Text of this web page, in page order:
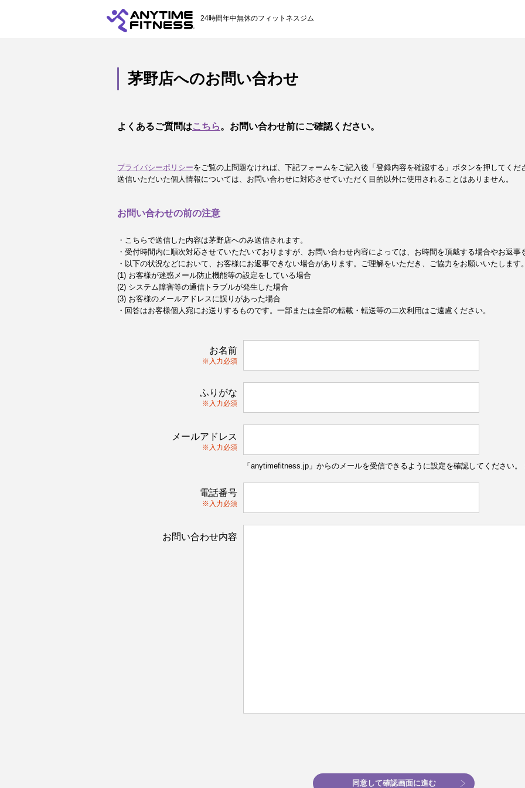
24時間年中無休のフィットネスジム
茅野店へのお問い合わせ
よくあるご質問はこちら。お問い合わせ前にご確認ください。
プライバシーポリシーをご覧の上問題なければ、下記フォームをご記入後「登録内容を確認する」ボタンを押してくだ
送信いただいた個人情報については、お問い合わせに対応させていただく目的以外に使用されることはありません。
お問い合わせの前の注意
・こちらで送信した内容は茅野店へのみ送信されます。
・受付時間内に順次対応させていただいておりますが、お問い合わせ内容によっては、お時間を頂戴する場合やお返事
・以下の状況などにおいて、お客様にお返事できない場合があります。ご理解をいただき、ご協力をお願いいたします。
(1) お客様が迷惑メール防止機能等の設定をしている場合
(2) システム障害等の通信トラブルが発生した場合
(3) お客様のメールアドレスに誤りがあった場合
・回答はお客様個人宛にお送りするものです。一部または全部の転載・転送等の二次利用はご遠慮ください。
お名前
※入力必須
ふりがな
※入力必須
メールアドレス
※入力必須
「anytimefitness.jp」からのメールを受信できるように設定を確認してください。
電話番号
※入力必須
お問い合わせ内容